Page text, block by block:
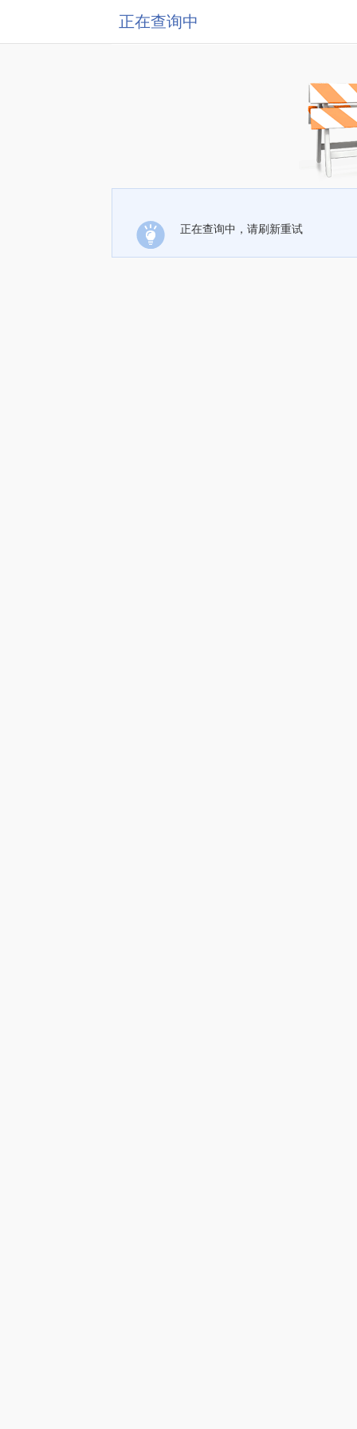
正在查询中
正在查询中，请刷新重试